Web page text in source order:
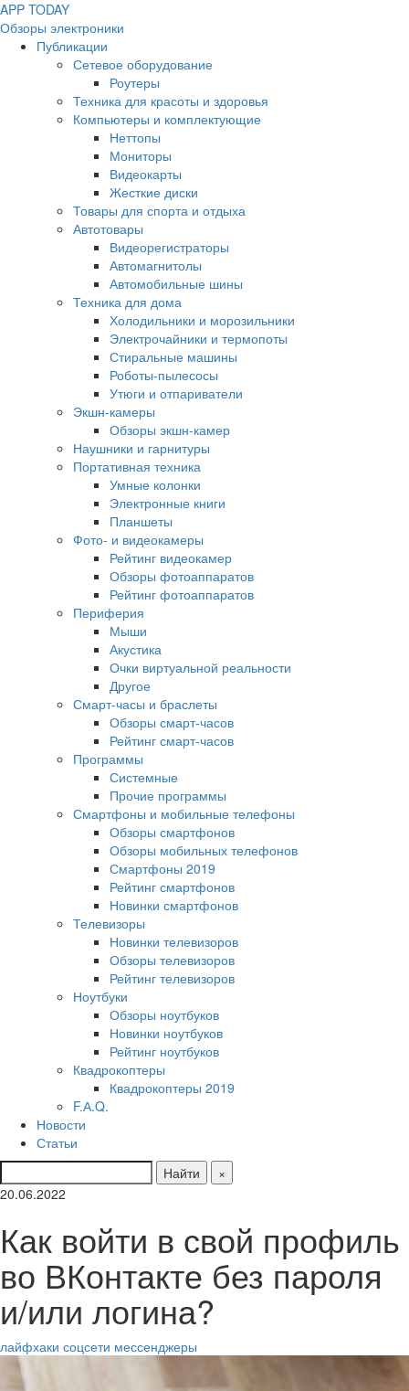
APP TODAY
Обзоры электроники
Публикации
Сетевое оборудование
Роутеры
Техника для красоты и здоровья
Компьютеры и комплектующие
Неттопы
Мониторы
Видеокарты
Жесткие диски
Товары для спорта и отдыха
Автотовары
Видеорегистраторы
Автомагнитолы
Автомобильные шины
Техника для дома
Холодильники и морозильники
Электрочайники и термопоты
Стиральные машины
Роботы-пылесосы
Утюги и отпариватели
Экшн-камеры
Обзоры экшн-камер
Наушники и гарнитуры
Портативная техника
Умные колонки
Электронные книги
Планшеты
Фото- и видеокамеры
Рейтинг видеокамер
Обзоры фотоаппаратов
Рейтинг фотоаппаратов
Периферия
Мыши
Акустика
Очки виртуальной реальности
Другое
Смарт-часы и браслеты
Обзоры смарт-часов
Рейтинг смарт-часов
Программы
Системные
Прочие программы
Смартфоны и мобильные телефоны
Обзоры смартфонов
Обзоры мобильных телефонов
Смартфоны 2019
Рейтинг смартфонов
Новинки смартфонов
Телевизоры
Новинки телевизоров
Обзоры телевизоров
Рейтинг телевизоров
Ноутбуки
Обзоры ноутбуков
Новинки ноутбуков
Рейтинг ноутбуков
Квадрокоптеры
Квадрокоптеры 2019
F.А.Q.
Новости
Статьи
Найти
×
20.06.2022
Как войти в свой профиль
во ВКонтакте без пароля
и/или логина?
лайфхаки соцсети мессенджеры